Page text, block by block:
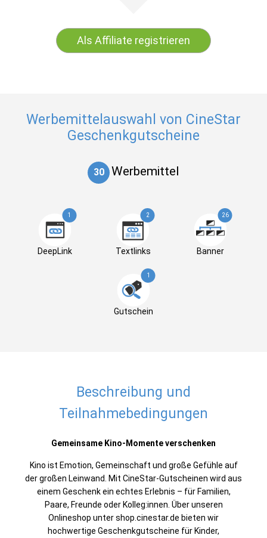
Als Affiliate registrieren
Werbemittelauswahl von CineStar
Geschenkgutscheine
30 Werbemittel
1
DeepLink
2
Textlinks
26
Banner
1
Gutschein
Beschreibung und
Teilnahmebedingungen
Gemeinsame Kino-Momente verschenken
Kino ist Emotion, Gemeinschaft und große Gefühle auf
der großen Leinwand. Mit CineStar-Gutscheinen wird aus
einem Geschenk ein echtes Erlebnis – für Familien,
Paare, Freunde oder Kolleg:innen. Über unseren
Onlineshop unter shop.cinestar.de bieten wir
hochwertige Geschenkgutscheine für Kinder,